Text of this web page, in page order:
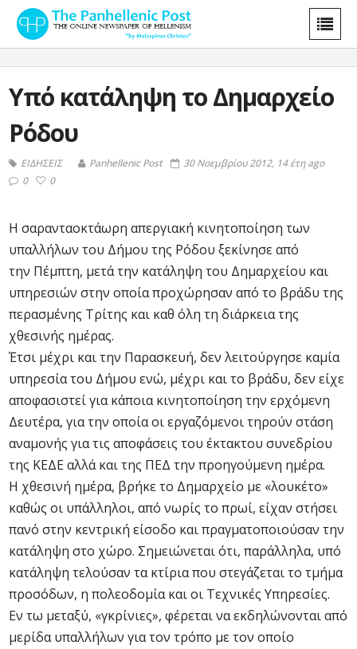
Υπό κατάληψη το Δημαρχείο
Ρόδου
ΕΙΔΗΣΕΙΣ Panhellenic Post
30 Νοεμβρίου 2012, 14 έτη ago
0
0
Η σαρανταοκτάωρη απεργιακή κινητοποίηση των
υπαλλήλων του Δήμου της Ρόδου ξεκίνησε από
την Πέμπτη, μετά την κατάληψη του Δημαρχείου και
υπηρεσιών στην οποία προχώρησαν από το βράδυ της
περασμένης Τρίτης και καθ όλη τη διάρκεια της
χθεσινής ημέρας.
Έτσι μέχρι και την Παρασκευή, δεν λειτούργησε καμία
υπηρεσία του Δήμου ενώ, μέχρι και το βράδυ, δεν είχε
αποφασιστεί για κάποια κινητοποίηση την ερχόμενη
Δευτέρα, για την οποία οι εργαζόμενοι τηρούν στάση
αναμονής για τις αποφάσεις του έκτακτου συνεδρίου
της ΚΕΔΕ αλλά και της ΠΕΔ την προηγούμενη ημέρα.
Η χθεσινή ημέρα, βρήκε το Δημαρχείο με «λουκέτο»
καθώς οι υπάλληλοι, από νωρίς το πρωί, είχαν στήσει
πανό στην κεντρική είσοδο και πραγματοποιούσαν την
κατάληψη στο χώρο. Σημειώνεται ότι, παράλληλα, υπό
κατάληψη τελούσαν τα κτίρια που στεγάζεται το τμήμα
προσόδων, η πολεοδομία και οι Τεχνικές Υπηρεσίες.
Εν τω μεταξύ, «γκρίνιες», φέρεται να εκδηλώνονται από
μερίδα υπαλλήλων για τον τρόπο με τον οποίο